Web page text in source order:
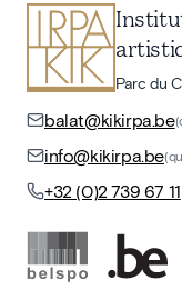
Parc du
balat@kikirpa.be
info@kikirpa.be
+32 (0)2 739 67 11